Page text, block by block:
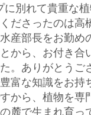
に別れて貴重な
ださったのは高
産部長をお勤め
から、お付き合
。ありがとうご
富な知識をお持
から、植物を専
麓で生まれ育っ